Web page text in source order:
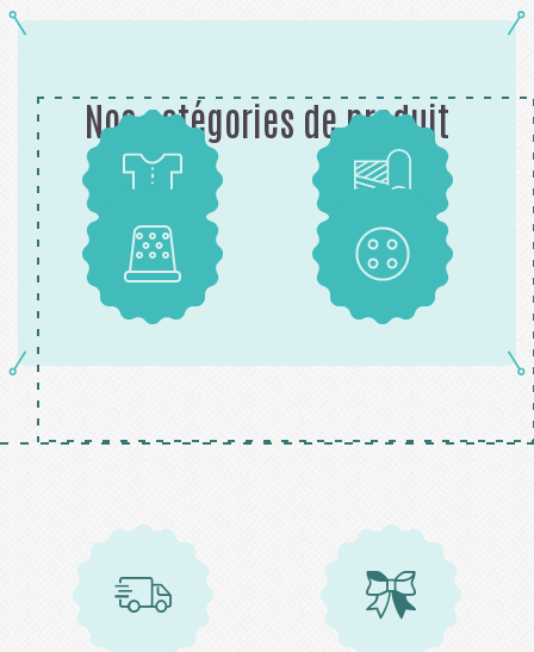
Nos catégories de produit
Patrons Tissus
Mercerie Boutons